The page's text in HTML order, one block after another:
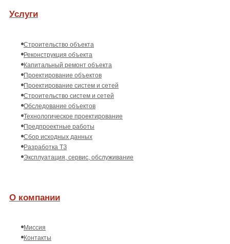
Услуги
Строительство объекта
Реконструкция объекта
Капитальный ремонт объекта
Проектирование объектов
Проектирование систем и сетей
Строительство систем и сетей
Обследование объектов
Технологическое проектирование
Предпроектные работы
Сбор исходных данных
Разработка ТЗ
Эксплуатация, сервис, обслуживание
О компании
Миссия
Контакты